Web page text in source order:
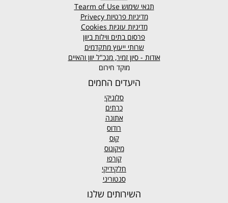
תנאי שימוש
מדיניות פרטיות Privecy
מדיניות עוגיות Cookies
פרסום בתים ווילות ביוון
שרותי ייעוץ מתקדמים
אודות - סיון זמיר, מנכ"ל יוון והאיים
מוקד חירום
היעדים החמים
סלוניקי
כרתים
אתונה
רודוס
קוס
מיקונוס
קורפו
חלקידיקי
סנטוריני
השירותים שלנו